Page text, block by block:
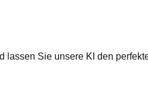
Sie unsere KI den